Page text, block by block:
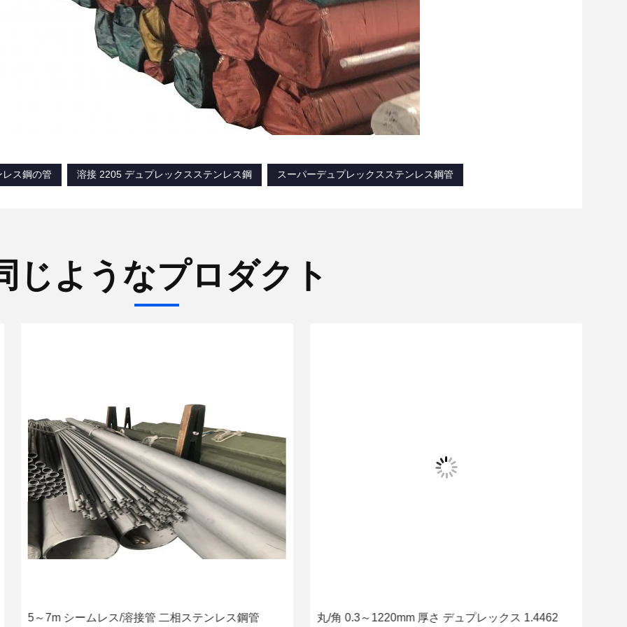
レス鋼の管
溶接 2205 デュプレックスステンレス鋼 スーパーデュプレックスステンレス鋼管
じようなプロダクト
5～7m シームレス/溶接管 二相ステンレス鋼管 丸/角 0.3～1220mm 厚さ デュプレックス 1.4462